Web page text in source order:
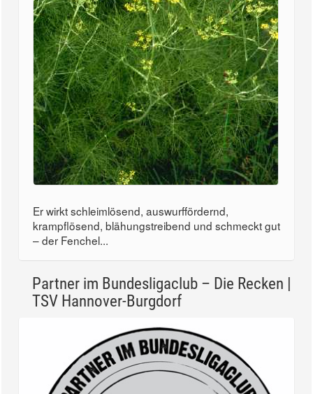
Er wirkt schleimlösend, auswurffördernd,
krampflösend, blähungstreibend und schmeckt gut
– der Fenchel...
Partner im Bundesligaclub – Die Recken |
TSV Hannover-Burgdorf